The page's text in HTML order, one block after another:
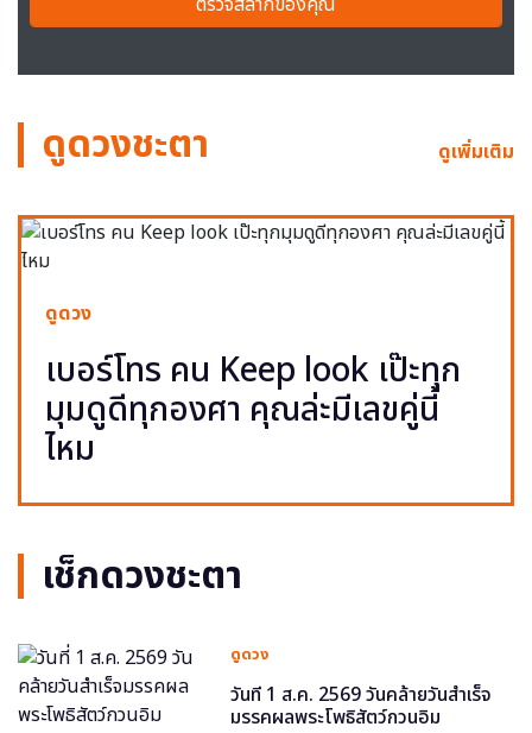
ดูดวงชะตา ดูเพิ่มเติม
ดูดวง
เบอร์โทร คน Keep look เป๊ะทุก
มุมดูดีทุกองศา คุณล่ะมีเลขคู่นี้
ไหม
เช็กดวงชะตา
ดูดวง
วันที่ 1 ส.ค. 2569 วันคล้ายวันสำเร็จ
มรรคผลพระโพธิสัตว์กวนอิม